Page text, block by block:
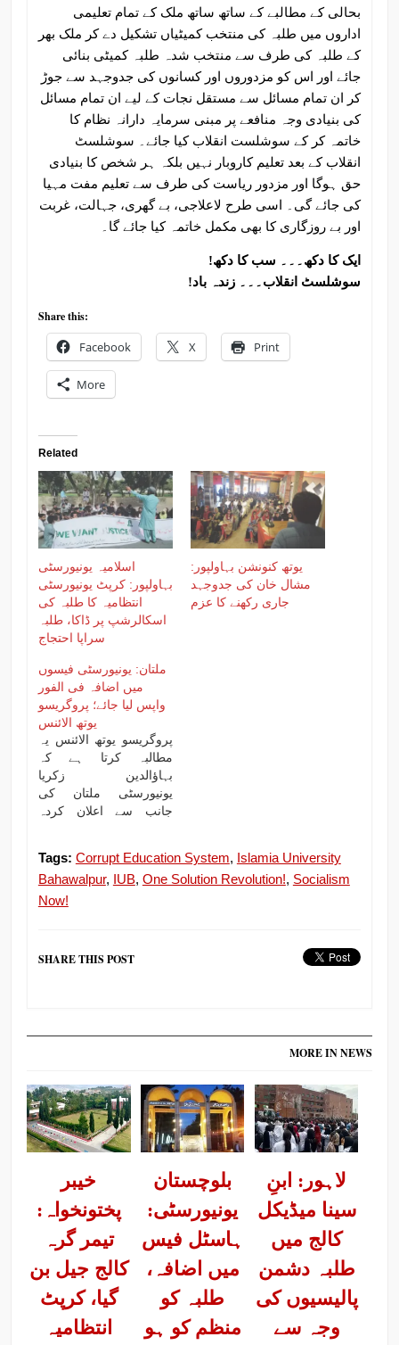
بحالی کے مطالبے کے ساتھ ساتھ ملک کے تمام تعلیمی
اداروں میں طلبہ کی منتخب کمیٹیاں تشکیل دے کر ملک بھر
کے طلبہ کی طرف سے منتخب شدہ طلبہ کمیٹی بنائی
جائے اور اس کو مزدوروں اور کسانوں کی جدوجہد سے جوڑ
کر ان تمام مسائل سے مستقل نجات کے لیے ان تمام مسائل
کی بنیادی وجہ منافعے پر مبنی سرمایہ دارانہ نظام کا
خاتمہ کر کے سوشلست انقلاب کیا جائے۔ سوشلسٹ
انقلاب کے بعد تعلیم کاروبار نہیں بلکہ ہر شخص کا بنیادی
حق ہوگا اور مزدور ریاست کی طرف سے تعلیم مفت مہیا
کی جائے گی۔ اسی طرح لاعلاجی، بے گھری، جہالت، غربت
اور بے روزگاری کا بھی مکمل خاتمہ کیا جائے گا۔
ایک کا دکھ۔۔۔ سب کا دکھ!
سوشلسٹ انقلاب۔۔۔ زندہ باد!
Share this:
Facebook X Print
More
Related
اسلامیہ یونیورسٹی
بہاولپور: کرپٹ یونیورسٹی
انتظامیہ کا طلبہ کی
اسکالرشپ پر ڈاکا، طلبہ
سراپا احتجاج
یوتھ کنونشن بہاولپور:
مشال خان کی جدوجہد
جاری رکھنے کا عزم
ملتان: یونیورسٹی فیسوں
میں اضافہ فی الفور
واپس لیا جائے؛ پروگریسو
یوتھ الائنس
پروگریسو یوتھ الائنس یہ
مطالبہ کرتا ہے کہ
بہاؤالدین زکریا
یونیورسٹی ملتان کی
جانب سے اعلان کردہ
جائے۔ اگر فیسوں میں
اضافہ واپس نہ لیا گیاتو
احتجاج کی کال دیں گے
Tags: Corrupt Education System, Islamia University
Bahawalpur, IUB, One Solution Revolution!, Socialism
Now!
SHARE THIS POST
MORE IN NEWS
خیبر
پختونخواہ:
تیمر گرہ
کالج جیل بن
گیا، کرپٹ
انتظامیہ
بلوچستان
یونیورسٹی:
ہاسٹل فیس
میں اضافہ،
طلبہ کو
منظم کو ہو
لاہور: ابنِ
سینا میڈیکل
کالج میں
طلبہ دشمن
پالیسیوں کی
وجہ سے